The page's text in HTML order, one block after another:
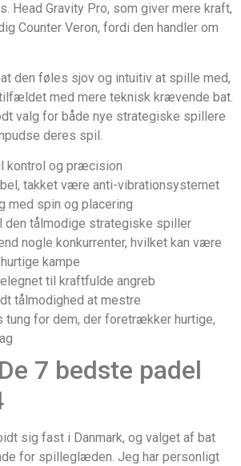
Head Gravity Pro, som giver mere kraft,
Counter Veron, fordi den handler om
den føles sjov og intuitiv at spille med,
med mere teknisk krævende bat.
valg for både nye strategiske spillere
deres spil.
kontrol og præcision
takket være anti-vibrationsystemet
med spin og placering
den tålmodige strategiske spiller
nogle konkurrenter, hvilket kan være
kampe
til kraftfulde angreb
tålmodighed at mestre
tung for dem, der foretrækker hurtige,
7 bedste padel
sig fast i Danmark, og valget af bat
for spilleglæden. Jeg har personligt